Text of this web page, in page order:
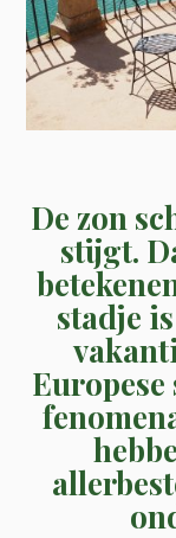
De zon
stijgt.
stadje
Europese